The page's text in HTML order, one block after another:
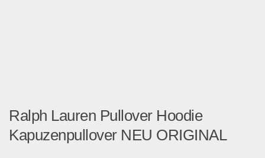
Ralph Lauren Pullover Hoodie
Kapuzenpullover NEU ORIGINAL